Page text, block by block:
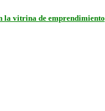
la vitrina de emprendimiento